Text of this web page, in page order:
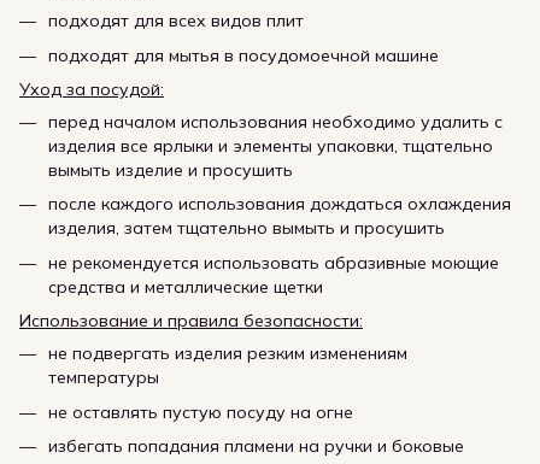
подходят для всех видов плит
подходят для мытья в посудомоечной машине
Уход за посудой:
перед началом использования необходимо удалить с
изделия все ярлыки и элементы упаковки, тщательно
вымыть изделие и просушить
после каждого использования дождаться охлаждения
изделия, затем тщательно вымыть и просушить
не рекомендуется использовать абразивные моющие
средства и металлические щетки
Использование и правила безопасности:
не подвергать изделия резким изменениям
температуры
не оставлять пустую посуду на огне
избегать попадания пламени на ручки и боковые